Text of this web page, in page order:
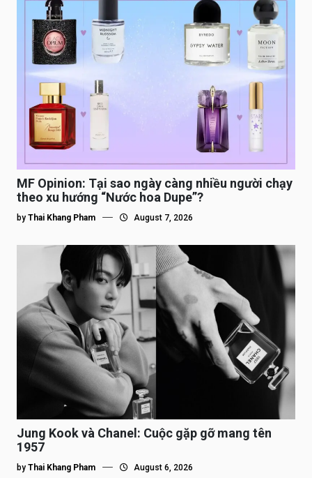
MF Opinion: Tại sao ngày càng nhiều người chạy
theo xu hướng “Nước hoa Dupe”?
by Thai Khang Pham August 7, 2026
Jung Kook và Chanel: Cuộc gặp gỡ mang tên
1957
by Thai Khang Pham August 6, 2026